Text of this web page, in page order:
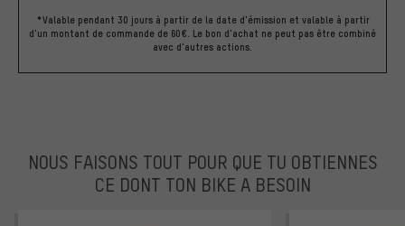
*Valable pendant 30 jours à partir de la date d'émission et valable à partir
d'un montant de commande de 60€. Le bon d'achat ne peut pas être combiné
avec d'autres actions.
NOUS FAISONS TOUT POUR QUE TU OBTIENNES
CE DONT TON BIKE A BESOIN